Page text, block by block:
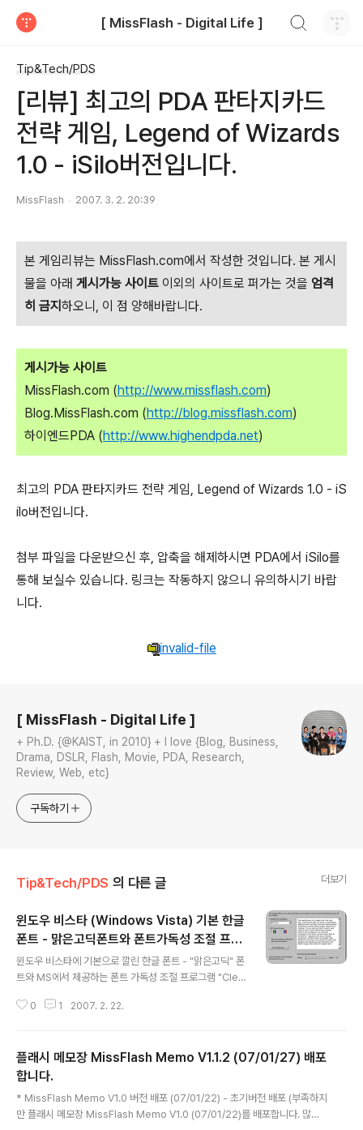
[ MissFlash - Digital Life ]
Tip&Tech/PDS
[리뷰] 최고의 PDA 판타지카드
전략 게임, Legend of Wizards
1.0 - iSilo버전입니다.
MissFlash 2007. 3. 2. 20:39
본 게임리뷰는 MissFlash.com에서 작성한 것입니다. 본 게시
물을 아래 게시가능 사이트 이외의 사이트로 퍼가는 것을 엄격
히 금지 하오니, 이 점 양해바랍니다.
게시가능 사이트
MissFlash.com (http://www.missflash.com)
Blog.MissFlash.com (http://blog.missflash.com)
하이엔드PDA (http://www.highendpda.net)
최고의 PDA 판타지카드 전략 게임, Legend of Wizards 1.0 - iS
ilo버전입니다.
첨부 파일을 다운받으신 후, 압축을 해제하시면 PDA에서 iSilo를
통해 보실수 있습니다. 링크는 작동하지 않으니 유의하시기 바랍
니다.
invalid-file
[ MissFlash - Digital Life ]
+ Ph.D. {@KAIST, in 2010} + I love {Blog, Business,
Drama, DSLR, Flash, Movie, PDA, Research,
Review, Web, etc}
구독하기
Tip&Tech/PDS 의 다른 글 더보기
윈도우 비스타 (Windows Vista) 기본 한글
폰트 - 맑은고딕폰트와 폰트가독성 조절 프로
그램
윈도우 비스타에 기본으로 깔린 한글 폰트 - "맑은고딕" 폰
트와 MS에서 제공하는 폰트 가독성 조절 프로그램 "Clea
는 다운받으신 후, 압축파일을 푼 다음 C:\Windows\Fon
램에서 맑은고딕폰트를 선택하실 수 있습니다. 윈도우 XP
의 굴림체에 질린 분들께 유용할 것 같습니다. 두 번째 폰트
가독성 조절 프로그램은 PDA를 사용하신 분이라면 많이
접해보셨을 것 같은데요, 윈도에도 가독성을 높이기 위한
ClearType Tuner가 있습니다. MS에서 제공하는 본 프
0 1 2007. 2. 22.
플래시 메모장 MissFlash Memo V1.1.2 (07/01/27) 배포
합니다.
* MissFlash Memo V1.0 버전 배포 (07/01/22) - 초기버전 배포 (부족하지
만 플래시 메모장 MissFlash Memo V1.0 (07/01/22)를 배포합니다. 많은